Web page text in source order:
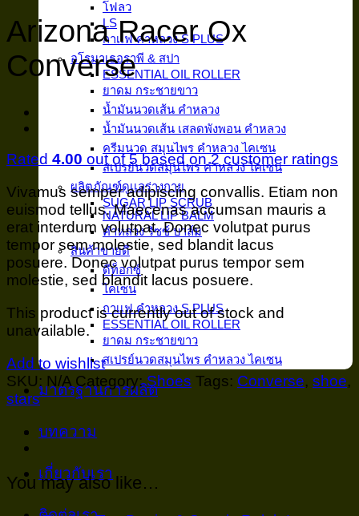
โฟลว
LS
กาเเฟ คำหลวง S PLUS
อโรมาเธอราพี & สปา
ESSENTIAL OIL ROLLER
ยาดม กระชายขาว
น้ำมันนวดเส้น คำหลวง
น้ำมันนวดเส้น เสลดพังพอน คำหลวง
ครีมนวด สมุนไพร คำหลวง ไคเซน
สเปรย์นวดสมุนไพร คำหลวง ไคเซน
ผลิตภัณฑ์ดูเเลร่างกาย
SUGAR LIP SCRUB
NATURAL LIP BALM
คำหลวง ริซซ์ บาล์ม
สินค้าขายดี
ดีท็อกซ์
ไคเซน
กาเเฟ คำหลวง S PLUS
ESSENTIAL OIL ROLLER
ยาดม กระชายขาว
สเปรย์นวดสมุนไพร คำหลวง ไคเซน
มาตรฐานการผลิต
บทความ
เกี่ยวกับเรา
Arizona Racer Ox
Converse
Rated 4.00 out of 5 based on2customer ratings
Vivamus semper adipiscing convallis. Etiam non
euismod tellus. Maecenas accumsan mauris a
erat interdum volutpat. Donec volutpat purus
tempor sem molestie, sed blandit lacus
posuere. Donec volutpat purus tempor sem
molestie, sed blandit lacus posuere.
This product is currently out of stock and
unavailable.
Add to wishlist
SKU: N/A Category:Shoes Tags: Converse, shoe,
stars
You may also like…